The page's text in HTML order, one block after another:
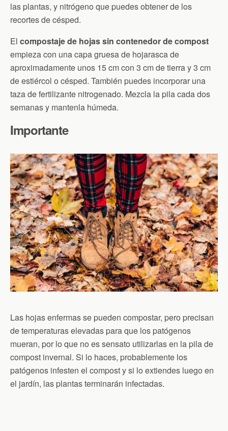
las plantas, y nitrógeno que puedes obtener de los
recortes de césped.
El compostaje de hojas sin contenedor de compost
empieza con una capa gruesa de hojarasca de
aproximadamente unos 15 cm con 3 cm de tierra y 3 cm
de estiércol o césped. También puedes incorporar una
taza de fertilizante nitrogenado. Mezcla la pila cada dos
semanas y mantenla húmeda.
Importante
Las hojas enfermas se pueden compostar, pero precisan
de temperaturas elevadas para que los patógenos
mueran, por lo que no es sensato utilizarlas en la pila de
compost invernal. Si lo haces, probablemente los
patógenos infesten el compost y si lo extiendes luego en
el jardín, las plantas terminarán infectadas.